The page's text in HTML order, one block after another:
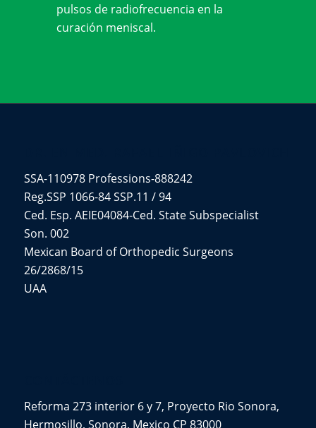
pulsos de radiofrecuencia en la
curación meniscal.
SSA-110978 Professions-888242
Reg.SSP 1066-84 SSP.11 / 94
Ced. Esp. AEIE04084-Ced. State Subspecialist
Son. 002
Mexican Board of Orthopedic Surgeons
26/2868/15
UAA
Reforma 273 interior 6 y 7, Proyecto Rio Sonora,
Hermosillo, Sonora, Mexico CP 83000